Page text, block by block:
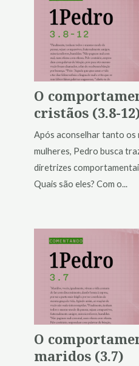
O
cristãos (3.8-
Após aconselhar tanto os
mulheres, Pedro busca
diretrizes
Quais são eles? Com o...
O
maridos (3.7)